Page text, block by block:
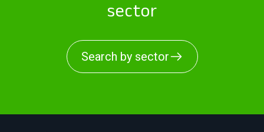
sector
Search by sector